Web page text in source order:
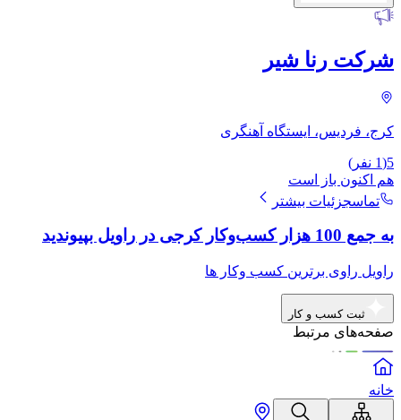
شرکت رنا شیر
کرج، فردیس، ایستگاه آهنگری
5
(
1 نفر)
هم اکنون باز است
تماسجزئیات بیشتر
به جمع 100 هزار کسب‌وکار کرجی در راویل بپیوندید
راویل راوی برترین کسب وکار ها
ثبت کسب و کار
صفحه‌های مرتبط
خانه